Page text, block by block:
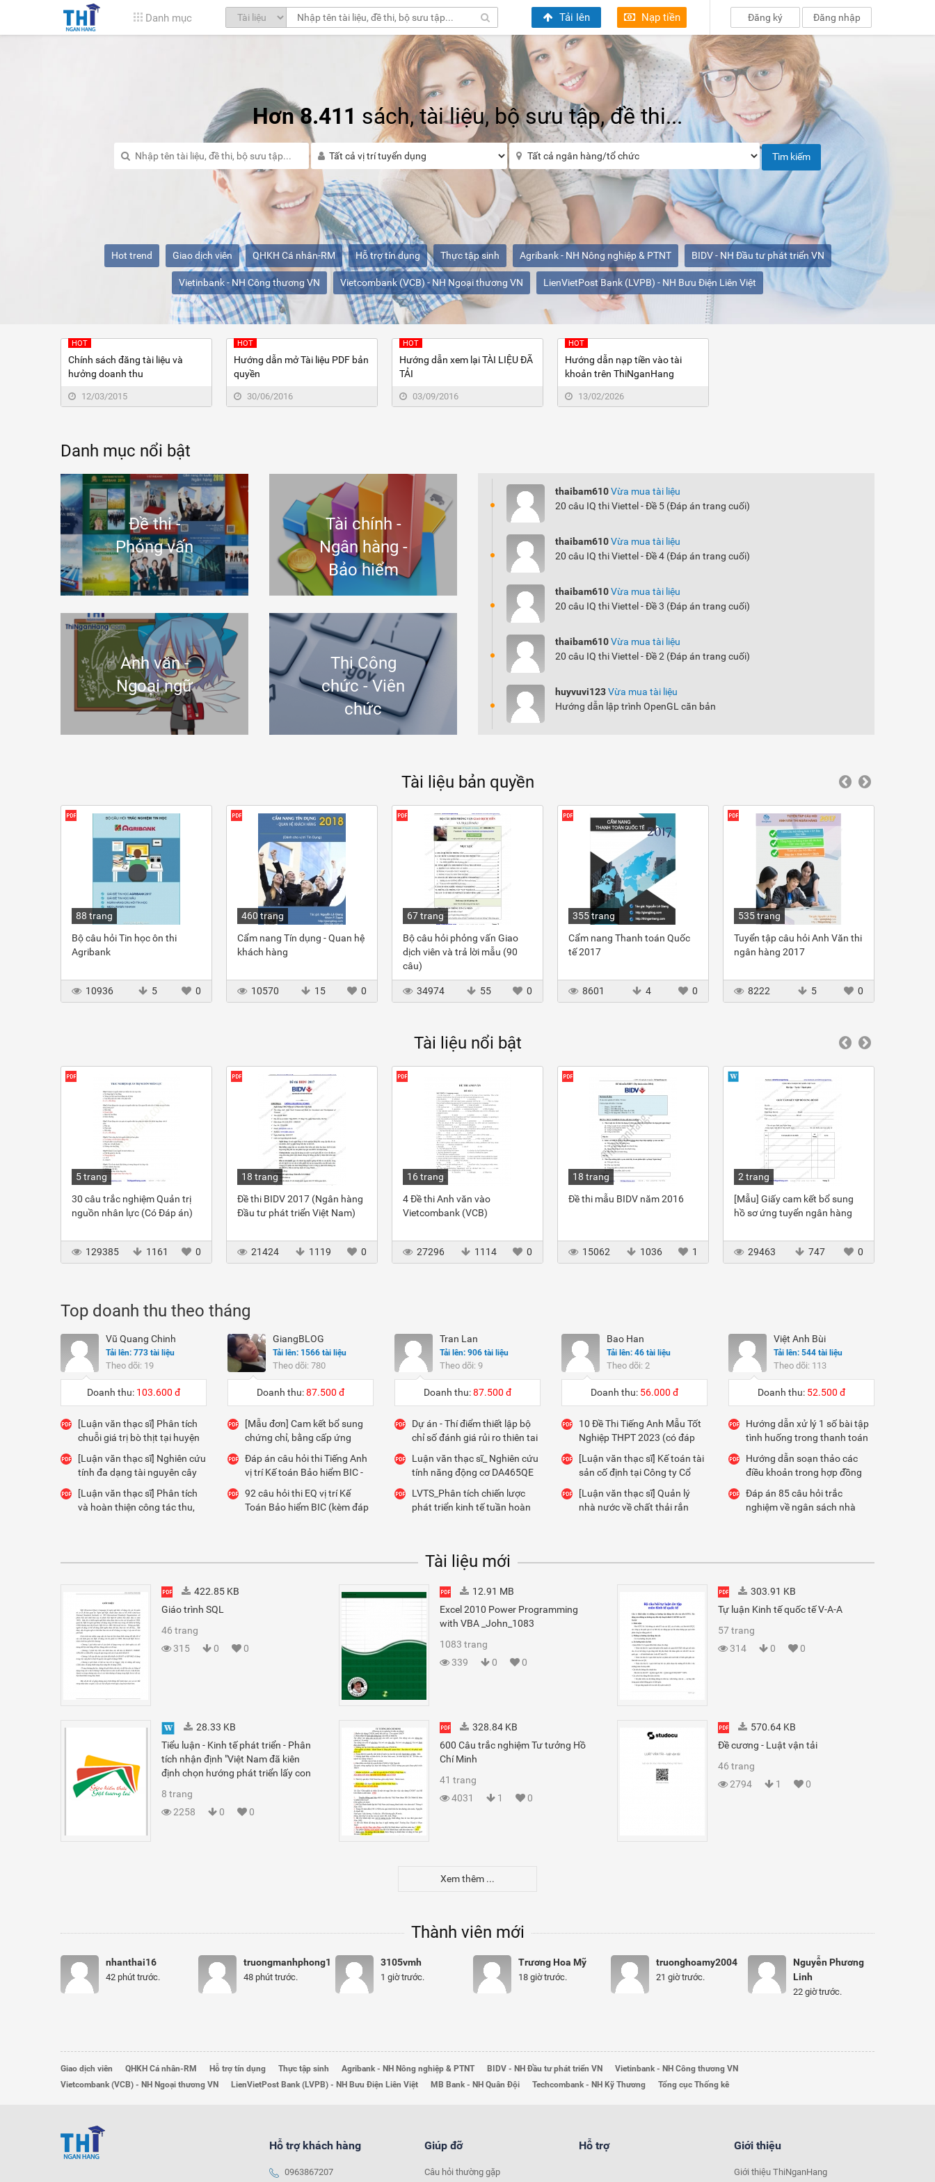
Danh mục Tải lên Nạp tiền Đăng ký Đăng nhập
Hơn 8.411 sách, tài liệu, bộ sưu tập, đề thi...
Tìm kiếm
Hot trend Giao dịch viên QHKH Cá nhân-RM Hỗ trợ tín dụng Thực tập sinh Agribank - NH Nông nghiệp & PTNT BIDV - NH Đầu tư phát triển VN
Vietinbank - NH Công thương VN Vietcombank (VCB) - NH Ngoại thương VN LienVietPost Bank (LVPB) - NH Bưu Điện Liên Việt
Chính sách đăng tài liệu và
hưởng doanh thu
12/03/2015
HOT
Hướng dẫn mở Tài liệu PDF bản
quyền
30/06/2016
HOT
Hướng dẫn xem lại TÀI LIỆU ĐÃ
TẢI
03/09/2016
HOT
Hướng dẫn nạp tiền vào tài
khoản trên ThiNganHang
13/02/2026
HOT
Danh mục nổi bật
Đề thi -
Phỏng vấn
Tài chính -
Ngân hàng -
Bảo hiểm
Anh văn -
Ngoại ngữ
Thi Công
chức - Viên
chức
thaibam610Vừa mua tài liệu
20 câu IQ thi Viettel - Đề 5 (Đáp án trang cuối)
thaibam610Vừa mua tài liệu
20 câu IQ thi Viettel - Đề 4 (Đáp án trang cuối)
thaibam610Vừa mua tài liệu
20 câu IQ thi Viettel - Đề 3 (Đáp án trang cuối)
thaibam610Vừa mua tài liệu
20 câu IQ thi Viettel - Đề 2 (Đáp án trang cuối)
huyvuvi123Vừa mua tài liệu
Hướng dẫn lập trình OpenGL căn bản
Tài liệu bản quyền
Bộ câu hỏi Tin học ôn thi
Agribank
10936 5 0
88 trang
Cẩm nang Tín dụng - Quan hệ
khách hàng
10570 15 0
460 trang
Bộ câu hỏi phỏng vấn Giao
dịch viên và trả lời mẫu (90
câu)
34974 55 0
67 trang
Cẩm nang Thanh toán Quốc
tế 2017
8601 4 0
355 trang
Tuyển tập câu hỏi Anh Văn thi
ngân hàng 2017
8222 5 0
535 trang
Tài liệu nổi bật
30 câu trắc nghiệm Quản trị
nguồn nhân lực (Có Đáp án)
129385 1161 0
5 trang
Đề thi BIDV 2017 (Ngân hàng
Đầu tư phát triển Việt Nam)
21424 1119 0
18 trang
4 Đề thi Anh văn vào
Vietcombank (VCB)
27296 1114 0
16 trang
Đề thi mẫu BIDV năm 2016
15062 1036 1
18 trang
[Mẫu] Giấy cam kết bổ sung
hồ sơ ứng tuyển ngân hàng
29463 747 0
2 trang
Top doanh thu theo tháng
Vũ Quang Chinh
Tải lên: 773 tài liệu
Theo dõi: 19
Doanh thu: 103.600 đ
[Luận văn thạc sĩ] Phân tích
chuỗi giá trị bò thịt tại huyện
[Luận văn thạc sĩ] Nghiên cứu
tính đa dạng tài nguyên cây
bảo tồn tại khu bảo tồn thiên
nhiên Thần Sa - Phượng
[Luận văn thạc sĩ] Phân tích
và hoàn thiện công tác thu,
GiangBLOG
Tải lên: 1566 tài liệu
Theo dõi: 780
Doanh thu:87.500 đ
[Mẫu đơn] Cam kết bổ sung
chứng chỉ, bằng cấp ứng
Vietcombank
Đáp án câu hỏi thi Tiếng Anh
vị trí Kế toán Bảo hiểm BIC -
92 câu hỏi thi EQ vị trí Kế
Toán Bảo hiểm BIC (kèm đáp
Tran Lan
Tải lên: 906 tài liệu
Theo dõi: 9
Doanh thu:87.500 đ
Dự án - Thí điểm thiết lập bộ
chỉ số đánh giá rủi ro thiên tai
Luận văn thạc sĩ_ Nghiên cứu
tính năng động cơ DA465QE
LVTS_Phân tích chiến lược
phát triển kinh tế tuần hoàn
Bao Han
Tải lên: 46 tài liệu
Theo dõi: 2
Doanh thu: 56.000 đ
10 Đề Thi Tiếng Anh Mẫu Tốt
Nghiệp THPT 2023 (có đáp
[Luận văn thạc sĩ] Kế toán tài
sản cố định tại Công ty Cổ
Đông
[Luận văn thạc sĩ] Quản lý
nhà nước về chất thải rắn
Việt Anh Bùi
Tải lên: 544 tài liệu
Theo dõi: 113
Doanh thu: 52.500 đ
Hướng dẫn xử lý 1 số bài tập
tình huống trong thanh toán
Hướng dẫn soạn thảo các
điều khoản trong hợp đồng
thuê tàu chuyến GENCON
Đáp án 85 câu hỏi trắc
nghiệm về ngân sách nhà
Tài liệu mới
422.85 KB
Giáo trình SQL
46 trang
315
0 0
12.91 MB
Excel 2010 Power Programming
with VBA _John_1083
1083 trang
339
0 0
303.91 KB
Tự luận Kinh tế quốc tế V-A-A
57 trang
314
0 0
28.33 KB
Tiểu luận - Kinh tế phát triển - Phân
tích nhận định "Việt Nam đã kiên
định chọn hướng phát triển lấy con
8 trang
2258
0 0
328.84 KB
600 Câu trắc nghiệm Tư tưởng Hồ
Chí Minh
41 trang
4031
1 0
570.64 KB
Đề cương - Luật vận tải
46 trang
2794
1 0
Xem thêm ...
Thành viên mới
nhanthai16
42 phút trước.
truongmanhphong1
48 phút trước.
3105vmh
1 giờ trước.
Trương Hoa Mỹ
18 giờ trước.
truonghoamy2004
21 giờ trước.
Nguyễn Phương
Linh
22 giờ trước.
Giao dịch viên QHKH Cá nhân-RM Hỗ trợ tín dụng Thực tập sinh Agribank - NH Nông nghiệp & PTNT BIDV - NH Đầu tư phát triển VN
Vietinbank - NH Công thương VN
Vietcombank (VCB) - NH Ngoại thương VN
LienVietPost Bank (LVPB) - NH Bưu Điện Liên Việt MB Bank - NH Quân Đội Techcombank - NH Kỹ Thương Tổng cục Thống kê
Hỗ trợ khách hàng
0963867207
Giúp đỡ
Câu hỏi thường gặp
Hỗ trợ Giới thiệu
Giới thiệu ThiNganHang